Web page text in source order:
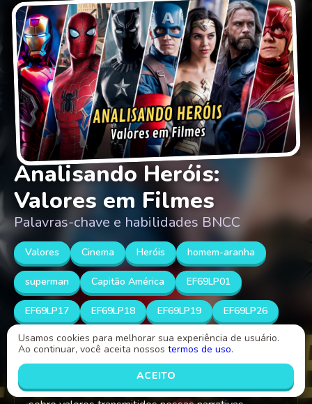
Analisando Heróis:
Valores em Filmes
Palavras-chave e habilidades BNCC
Valores Cinema Heróis homem-aranha
superman Capitão América EF69LP01
EF69LP17 EF69LP18 EF69LP19 EF69LP26
O objetivo desta atividade é melhorar a fluência em
Língua Portuguesa dos alunos, através do estudo de
heróis do cinema. Busca-se fomentar a reflexão
Usamos cookies para melhorar sua experiência de usuário.
Ao continuar, você aceita nossos termos de uso.
ACEITO